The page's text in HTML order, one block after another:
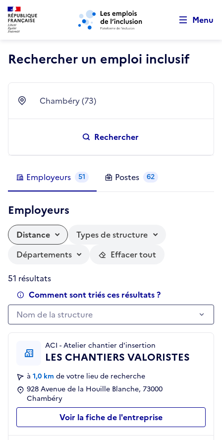
Aller au menu principal Aller au contenu principal
Menu
Rechercher un emploi inclusif
Ville Chambéry (73)
Rechercher
Employeurs 51 Postes 62
Employeurs
Distance
Types de structure
Départements
Effacer tout
51 résultats
Comment sont triés ces résultats ?
Nom de la structure
Nom de la structure
ACI - Atelier chantier d'insertion
LES CHANTIERS VALORISTES
à 1,0 km de votre lieu de recherche
928 Avenue de la Houille Blanche, 73000
Chambéry
Voir la fiche de l'entreprise
Retour au début de la page
Panneau de gestion des cookies